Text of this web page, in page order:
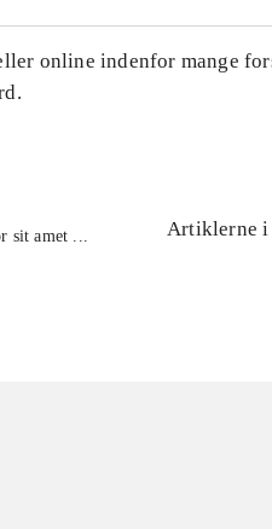
online indenfor mange
sit amet ...
Artiklerne i